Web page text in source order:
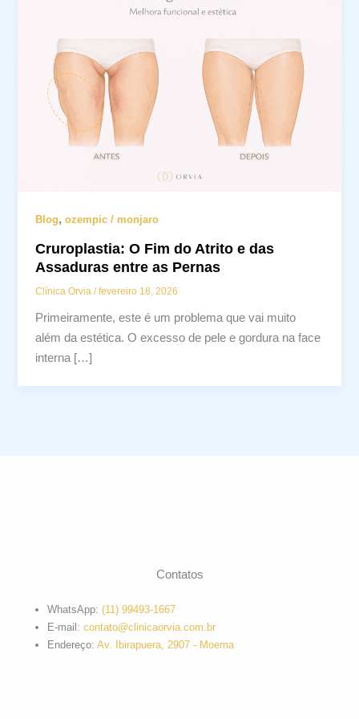
Blog,ozempic / monjaro
Cruroplastia: O Fim do Atrito e das
Assaduras entre as Pernas
Clínica Orvia/fevereiro 18, 2026
Primeiramente, este é um problema que vai muito
além da estética. O excesso de pele e gordura na face
interna […]
Contatos
WhatsApp: (11) 99493-1667
E-mail: contato@clinicaorvia.com.br
Endereço: Av. Ibirapuera, 2907 - Moema